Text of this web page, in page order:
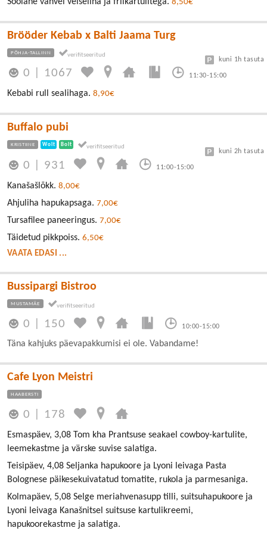
8,50€
Brööder Kebab x Balti Jaama Turg
PÕHJA-TALLINN
0 1067 11:30-15:00
kuni 1h tasuta
Kebabi rull sealihaga. 8,90€
Buffalo pubi
KRISTIINE Wolt Bolt
0 931 11:00-15:00
kuni 2h tasuta
Kanašašlõkk. 8,00€
Ahjuliha hapukapsaga. 7,00€
Tursafilee paneeringus. 7,00€
Täidetud pikkpoiss. 6,50€
VAATA EDASI ...
Bussipargi Bistroo
MUSTAMÄE
0 150 10:00-15:00
Täna kahjuks päevapakkumisi ei ole. Vabandame!
Cafe Lyon Meistri
HAABERSTI
0 178
Esmaspäev, 3,08 Tom kha Prantsuse seakael cowboy-kartulite,
leemekastme ja värske suvise salatiga.
Teisipäev, 4,08 Seljanka hapukoore ja Lyoni leivaga Pasta
Bolognese päikesekuivatatud tomatite, rukola ja parmesaniga.
Kolmapäev, 5,08 Selge meriahvenasupp tilli, suitsuhapukoore ja
Lyoni leivaga Kanašnitsel suitsuse kartulikreemi,
hapukoorekastme ja salatiga.